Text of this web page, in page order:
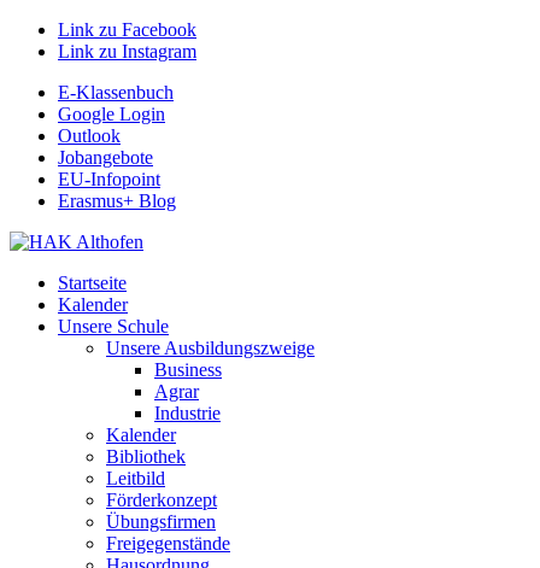
Link zu Facebook
Link zu Instagram
E-Klassenbuch
Google Login
Outlook
Jobangebote
EU-Infopoint
Erasmus+ Blog
Startseite
Kalender
Unsere Schule
Unsere Ausbildungszweige
Business
Agrar
Industrie
Kalender
Bibliothek
Leitbild
Förderkonzept
Übungsfirmen
Freigegenstände